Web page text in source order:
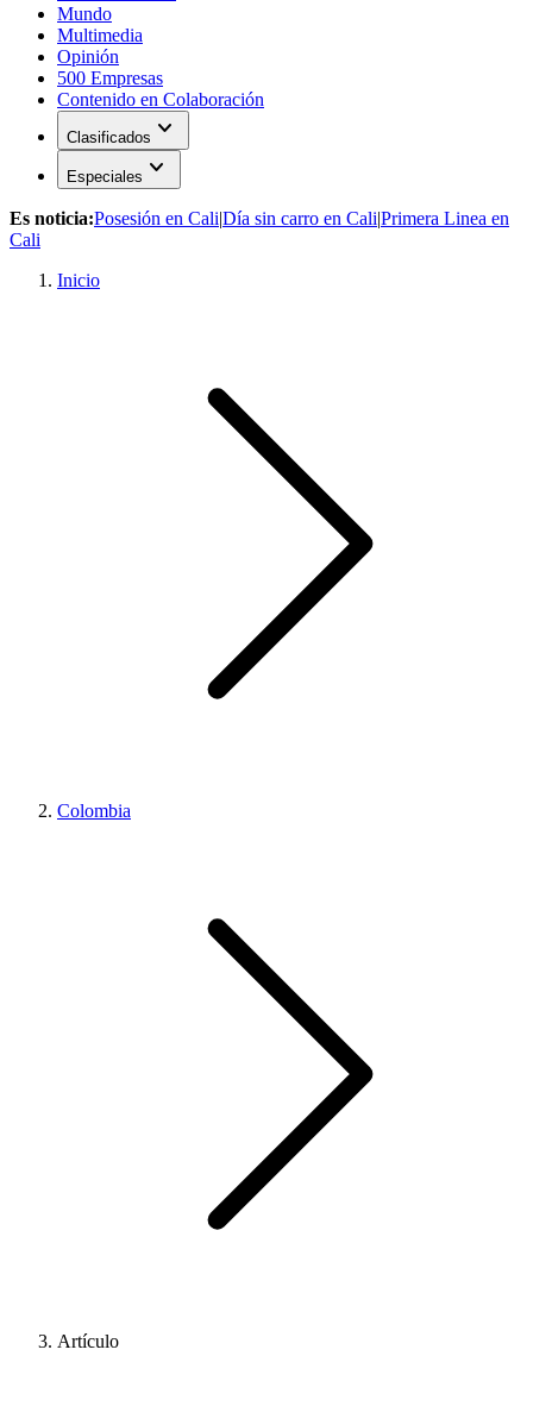
Mundo
Multimedia
Opinión
500 Empresas
Contenido en Colaboración
Clasificados expand_more
Especiales expand_more
Es noticia:Posesión en Cali|Día sin carro en Cali|Primera Linea en
Cali
Inicio
Colombia
Artículo